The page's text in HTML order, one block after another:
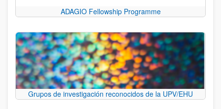
ADAGIO Fellowship Programme
Grupos de investigación reconocidos de la UPV/EHU